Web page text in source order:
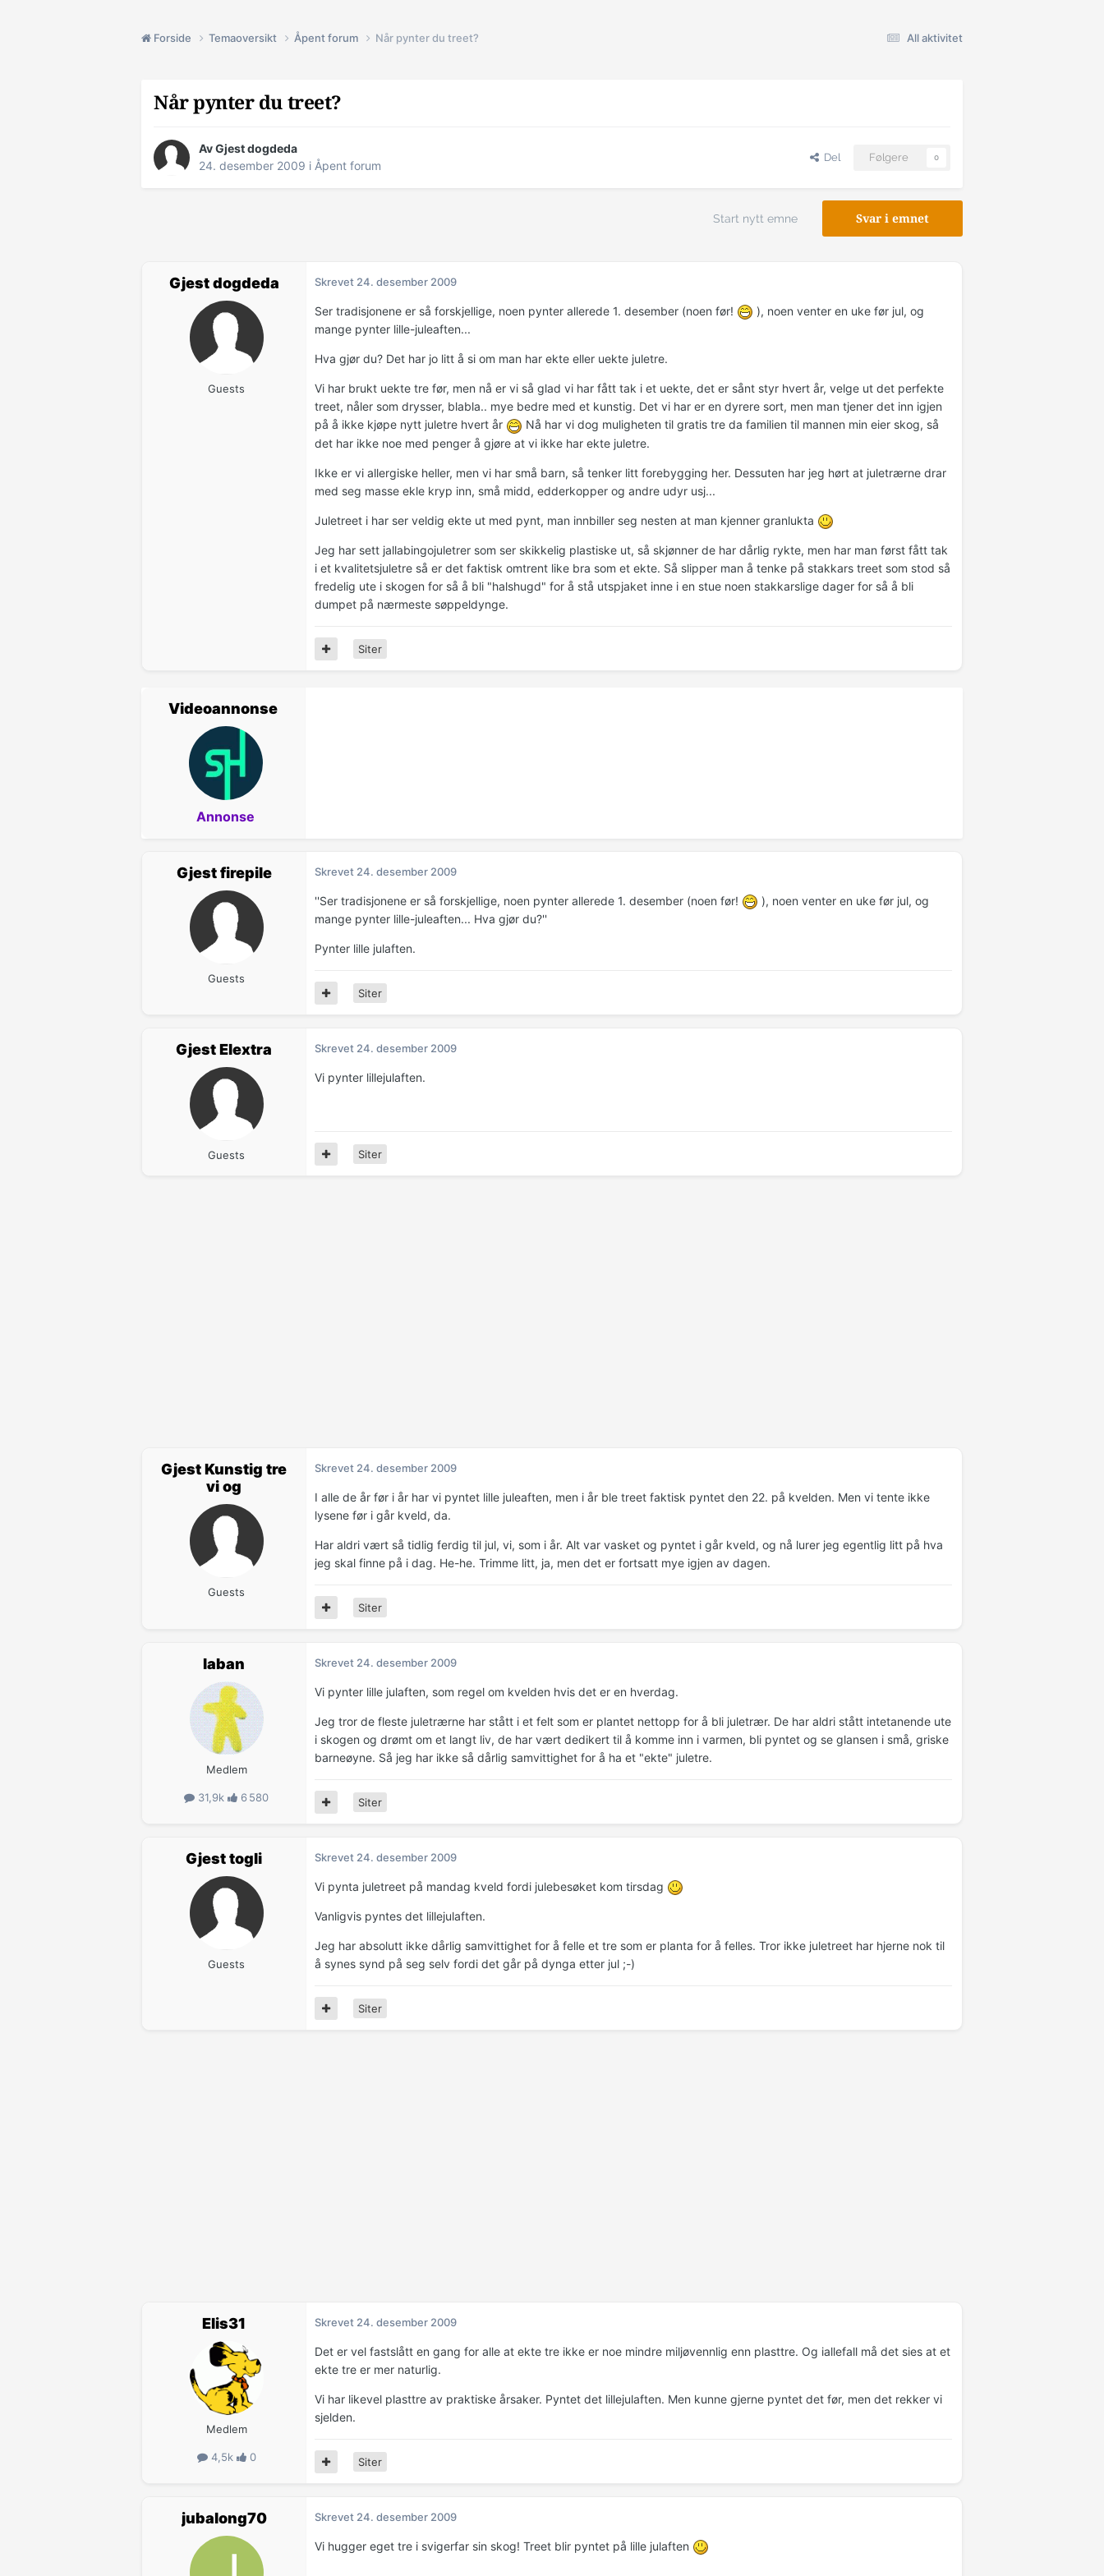
All aktivitet
Forside Temaoversikt Åpent forum Når pynter du treet?
Når pynter du treet?
Av Gjest dogdeda
24. desember 2009 i Åpent forum
Del Følgere 0
Svar i emnet
Start nytt emne
Gjest dogdeda
Guests
Skrevet 24. desember 2009
Ser tradisjonene er så forskjellige, noen pynter allerede 1. desember (noen før!
), noen venter en uke før jul, og
mange pynter lille-juleaften...
Hva gjør du? Det har jo litt å si om man har ekte eller uekte juletre.
Vi har brukt uekte tre før, men nå er vi så glad vi har fått tak i et uekte, det er sånt styr hvert år, velge ut det perfekte
treet, nåler som drysser, blabla.. mye bedre med et kunstig. Det vi har er en dyrere sort, men man tjener det inn igjen
på å ikke kjøpe nytt juletre hvert år
Nå har vi dog muligheten til gratis tre da familien til mannen min eier skog, så
det har ikke noe med penger å gjøre at vi ikke har ekte juletre.
Ikke er vi allergiske heller, men vi har små barn, så tenker litt forebygging her. Dessuten har jeg hørt at juletrærne drar
med seg masse ekle kryp inn, små midd, edderkopper og andre udyr usj...
Juletreet i har ser veldig ekte ut med pynt, man innbiller seg nesten at man kjenner granlukta
Jeg har sett jallabingojuletrer som ser skikkelig plastiske ut, så skjønner de har dårlig rykte, men har man først fått tak
i et kvalitetsjuletre så er det faktisk omtrent like bra som et ekte. Så slipper man å tenke på stakkars treet som stod så
fredelig ute i skogen for så å bli "halshugd" for å stå utspjaket inne i en stue noen stakkarslige dager for så å bli
dumpet på nærmeste søppeldynge.
Siter
Videoannonse
Annonse
Gjest firepile
Guests
Skrevet 24. desember 2009
''Ser tradisjonene er så forskjellige, noen pynter allerede 1. desember (noen før!
), noen venter en uke før jul, og
mange pynter lille-juleaften... Hva gjør du?''
Pynter lille julaften.
Siter
Gjest Elextra
Guests
Skrevet 24. desember 2009
Vi pynter lillejulaften.
Siter
Gjest Kunstig tre
vi og
Guests
Skrevet 24. desember 2009
I alle de år før i år har vi pyntet lille juleaften, men i år ble treet faktisk pyntet den 22. på kvelden. Men vi tente ikke
lysene før i går kveld, da.
Har aldri vært så tidlig ferdig til jul, vi, som i år. Alt var vasket og pyntet i går kveld, og nå lurer jeg egentlig litt på hva
jeg skal finne på i dag. He-he. Trimme litt, ja, men det er fortsatt mye igjen av dagen.
Siter
laban
Medlem
31,9k 6 580
Skrevet 24. desember 2009
Vi pynter lille julaften, som regel om kvelden hvis det er en hverdag.
Jeg tror de fleste juletrærne har stått i et felt som er plantet nettopp for å bli juletrær. De har aldri stått intetanende ute
i skogen og drømt om et langt liv, de har vært dedikert til å komme inn i varmen, bli pyntet og se glansen i små, griske
barneøyne. Så jeg har ikke så dårlig samvittighet for å ha et "ekte" juletre.
Siter
Gjest togli
Guests
Skrevet 24. desember 2009
Vi pynta juletreet på mandag kveld fordi julebesøket kom tirsdag
Vanligvis pyntes det lillejulaften.
Jeg har absolutt ikke dårlig samvittighet for å felle et tre som er planta for å felles. Tror ikke juletreet har hjerne nok til
å synes synd på seg selv fordi det går på dynga etter jul ;-)
Siter
Elis31
Medlem
4,5k 0
Skrevet 24. desember 2009
Det er vel fastslått en gang for alle at ekte tre ikke er noe mindre miljøvennlig enn plasttre. Og iallefall må det sies at et
ekte tre er mer naturlig.
Vi har likevel plasttre av praktiske årsaker. Pyntet det lillejulaften. Men kunne gjerne pyntet det før, men det rekker vi
sjelden.
Siter
jubalong70 Skrevet 24. desember 2009
Vi hugger eget tre i svigerfar sin skog! Treet blir pyntet på lille julaften